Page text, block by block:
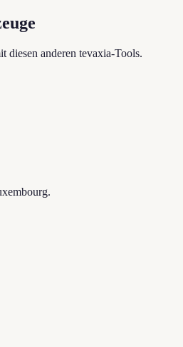
diesen anderen tevaxia-Tools.